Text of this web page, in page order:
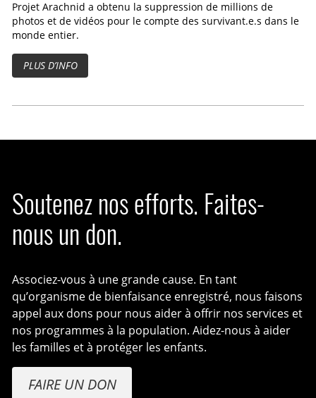
Projet Arachnid a obtenu la suppression de millions de
photos et de vidéos pour le compte des survivant.e.s dans le
monde entier.
PLUS D’INFO
Soutenez nos efforts. Faites-
nous un don.
Associez-vous à une grande cause. En tant
qu’organisme de bienfaisance enregistré, nous faisons
appel aux dons pour nous aider à offrir nos services et
nos programmes à la population. Aidez-nous à aider
les familles et à protéger les enfants.
FAIRE UN DON